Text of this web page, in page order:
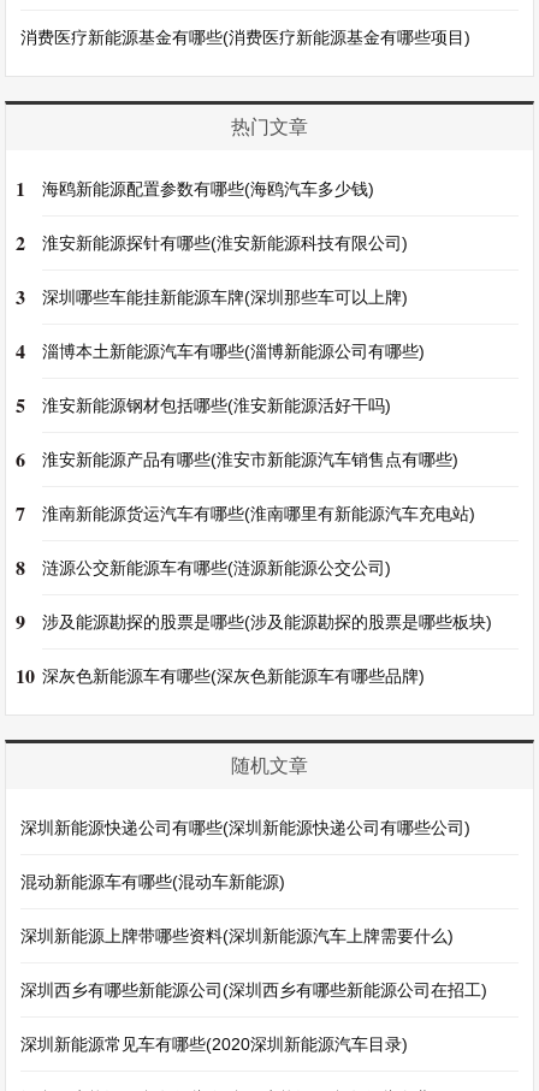
消费医疗新能源基金有哪些(消费医疗新能源基金有哪些项目)
热门文章
1 海鸥新能源配置参数有哪些(海鸥汽车多少钱)
2 淮安新能源探针有哪些(淮安新能源科技有限公司)
3 深圳哪些车能挂新能源车牌(深圳那些车可以上牌)
4 淄博本土新能源汽车有哪些(淄博新能源公司有哪些)
5 淮安新能源钢材包括哪些(淮安新能源活好干吗)
6 淮安新能源产品有哪些(淮安市新能源汽车销售点有哪些)
7 淮南新能源货运汽车有哪些(淮南哪里有新能源汽车充电站)
8 涟源公交新能源车有哪些(涟源新能源公交公司)
9 涉及能源勘探的股票是哪些(涉及能源勘探的股票是哪些板块)
10 深灰色新能源车有哪些(深灰色新能源车有哪些品牌)
随机文章
深圳新能源快递公司有哪些(深圳新能源快递公司有哪些公司)
混动新能源车有哪些(混动车新能源)
深圳新能源上牌带哪些资料(深圳新能源汽车上牌需要什么)
深圳西乡有哪些新能源公司(深圳西乡有哪些新能源公司在招工)
深圳新能源常见车有哪些(2020深圳新能源汽车目录)